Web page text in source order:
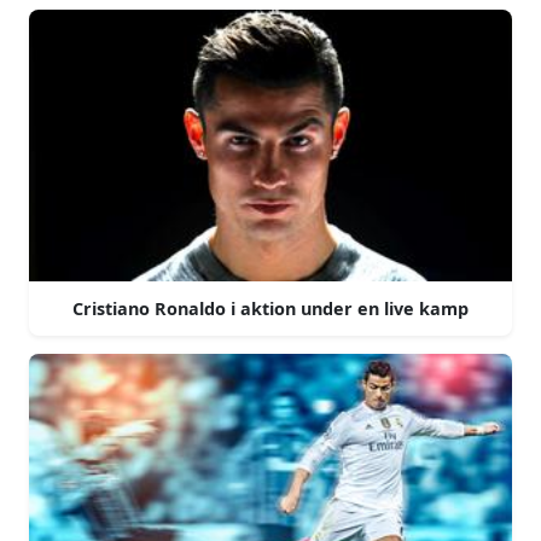
Cristiano Ronaldo i aktion under en live kamp